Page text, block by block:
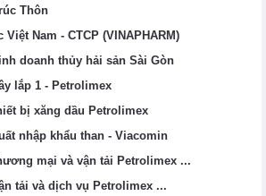
Thôn
Nam - CTCP (VINAPHARM)
doanh thủy hải sản Sài Gòn
lắp 1 - Petrolimex
bị xăng dầu Petrolimex
nhập khẩu than - Viacomin
mại và vận tải Petrolimex ...
tải và dịch vụ Petrolimex ...